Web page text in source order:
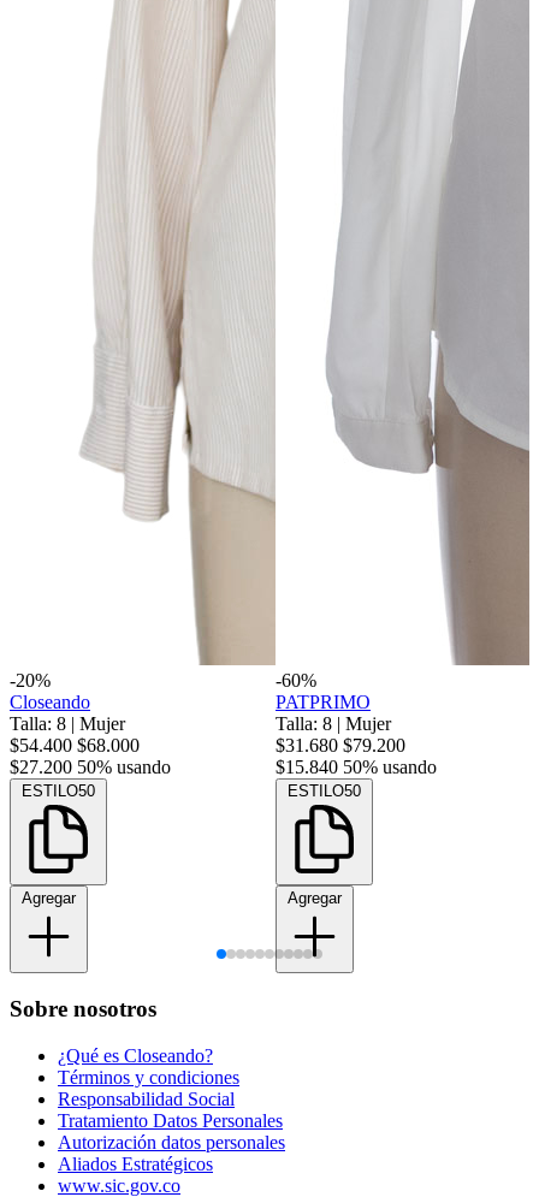
-20%
Closeando
Talla: 8 | Mujer
$54.400 $68.000
$27.200 50% usando
ESTILO50
Agregar
-60%
PATPRIMO
Talla: 8 | Mujer
$31.680 $79.200
$15.840 50% usando
ESTILO50
Agregar
Sobre nosotros
¿Qué es Closeando?
Términos y condiciones
Responsabilidad Social
Tratamiento Datos Personales
Autorización datos personales
Aliados Estratégicos
www.sic.gov.co